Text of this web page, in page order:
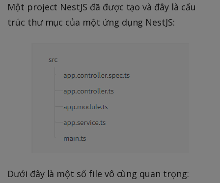
Một project NestJS đã được tạo và đây là cấu
trúc thư mục của một ứng dụng NestJS:
Dưới đây là một số file vô cùng quan trọng: